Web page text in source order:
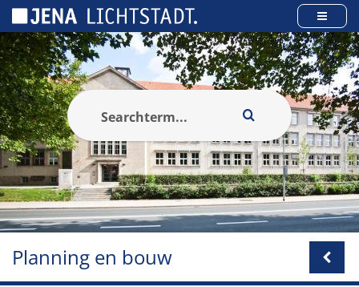
Planning en bouw
Cookies beheer paneel